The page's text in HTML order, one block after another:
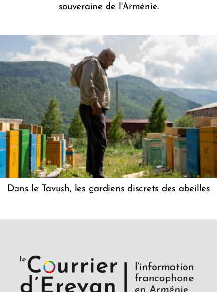
souveraine de l'Arménie.
Dans le Tavush, les gardiens discrets des abeilles